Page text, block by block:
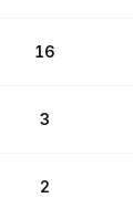
16
3
2